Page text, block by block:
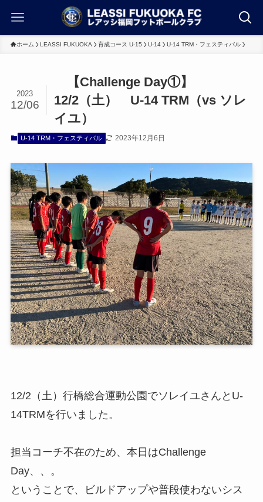
ホーム LEASSI FUKUOKA 育成コース U-15 U-14 U-14 TRM・フェスティバル
【Challenge Day①】
12/2（土） U-14 TRM（vs ソレ
イユ）
2023
12/06
U-14 TRM・フェスティバル 2023年12月6日
12/2（土）行橋総合運動公園でソレイユさんとU-
14TRMを行いました。
担当コーチ不在のため、本日はChallenge
Day、、。
ということで、ビルドアップや普段使わないシス